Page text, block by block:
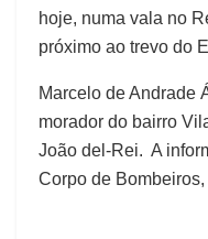
hoje, numa vala no
próximo ao trevo do
Marcelo de Andrade
morador do bairro
João del-Rei. A
Corpo de